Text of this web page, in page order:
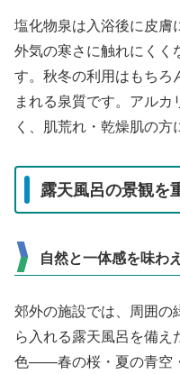
塩化物泉は入浴後に皮膚
外気の寒さに触れにくく
す。秋冬の利用はもちろ
まれる泉質です。アル
く、肌荒れ・乾燥肌の方
露天風呂の景観を
自然と一体感を味わ
郊外の施設では、周囲の
ら入れる露天風呂を備え
色——春の桜・夏の青空